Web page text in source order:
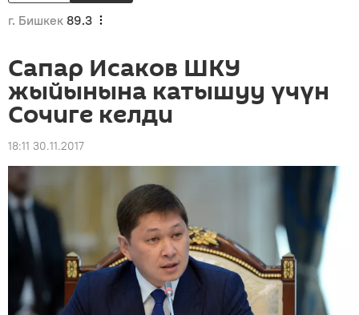
г. Бишкек 89.3
Сапар Исаков ШКУ
жыйынына катышуу үчүн
Сочиге келди
18:11 30.11.2017